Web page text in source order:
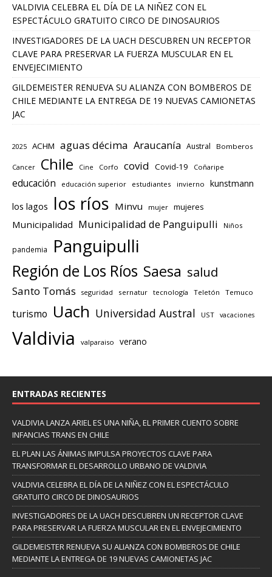
VALDIVIA CELEBRA EL DÍA DE LA NIÑEZ CON EL
ESPECTÁCULO GRATUITO CIRCO DE DINOSAURIOS
INVESTIGADORES DE LA UACH DESCUBREN UN RECEPTOR
CLAVE PARA PRESERVAR LA FUERZA MUSCULAR EN EL
ENVEJECIMIENTO
GILDEMEISTER RENUEVA SU ALIANZA CON BOMBEROS DE
CHILE MEDIANTE LA ENTREGA DE 19 NUEVAS CAMIONETAS
JAC
2025 ACHM aguas décima Araucanía Austral Bomberos
Cancer Chile Cine Corfo covid Covid-19 Coñaripe
educación educación superior estudiantes invierno kunstmann
los lagos los ríos Minvu mujer mujeres
Municipalidad Municipalidad de Panguipulli Niños
pandemia Panguipulli
Región de Los Ríos Saesa salud
Santo Tomás seguridad sernatur tecnología Teletón Temuco
turismo Uach Universidad Austral UST vacaciones
Valdivia valparaiso verano
ENTRADAS RECIENTES
VALDIVIA LANZA ARIEL ES UNA NIÑA, EL PRIMER CUENTO SOBRE
INFANCIAS TRANS EN CHILE
EL PLAN LAS ÁNIMAS IMPULSA PROYECTOS CLAVE PARA
TRANSFORMAR EL DESARROLLO URBANO DE VALDIVIA
VALDIVIA CELEBRA EL DÍA DE LA NIÑEZ CON EL ESPECTÁCULO
GRATUITO CIRCO DE DINOSAURIOS
INVESTIGADORES DE LA UACH DESCUBREN UN RECEPTOR CLAVE
PARA PRESERVAR LA FUERZA MUSCULAR EN EL ENVEJECIMIENTO
GILDEMEISTER RENUEVA SU ALIANZA CON BOMBEROS DE CHILE
MEDIANTE LA ENTREGA DE 19 NUEVAS CAMIONETAS JAC